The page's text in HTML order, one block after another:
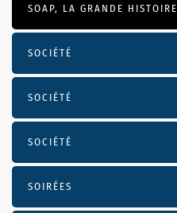
SOAP, LA GRANDE HISTOIRE
SOCIÉTÉ
SOCIÉTÉ
SOCIÉTÉ
SOIRÉES